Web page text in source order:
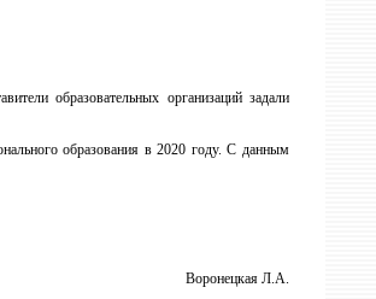
образовательных организаций задали
образования в 2020 году. С данным
Воронецкая Л.А.